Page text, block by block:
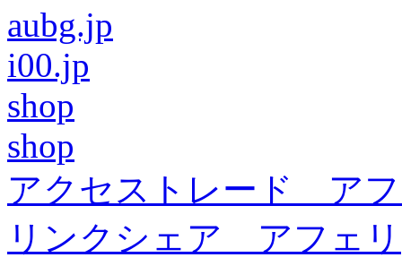
aubg.jp
i00.jp
shop
shop
アクセストレード ア
リンクシェア アフェリ